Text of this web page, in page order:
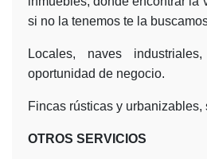
si no la tenemos te la
Locales, naves
oportunidad de negocio.
Fincas rústicas y urbanizables,
OTROS SERVICIOS